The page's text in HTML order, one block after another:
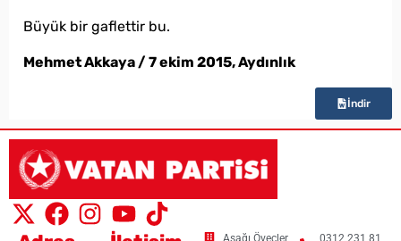
Büyük bir gaflettir bu.
Mehmet Akkaya / 7 ekim 2015, Aydınlık
İndir
Aşağı Öveçler 0312 231 81